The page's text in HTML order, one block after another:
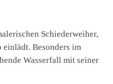
Schiederweiher,
einlädt. Besonders im
Wasserfall mit seiner